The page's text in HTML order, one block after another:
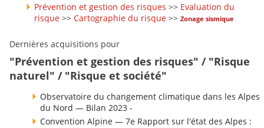
Prévention et gestion des risques >> Evaluation du
risque >> Cartographie du risque >> Zonage sismique
Dernières acquisitions pour
"Prévention et gestion des risques" / "Risque
naturel" / "Risque et société"
Observatoire du changement climatique dans les Alpes
du Nord — Bilan 2023 -
Convention Alpine — 7e Rapport sur l'état des Alpes :